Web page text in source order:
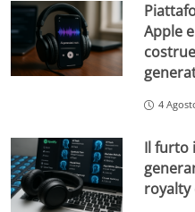
Apple
4
Il furto
royalty